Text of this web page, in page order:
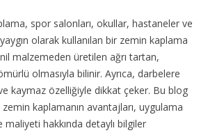
için
spor salonları, okullar, hastaneler ve
olarak kullanılan bir zemin kaplama
malzemeden üretilen ağrı tartan,
ömürlü olmasıyla bilinir. Ayrıca, darbelere
kaymaz özelliğiyle dikkat çeker. Bu blog
zemin kaplamanın avantajları, uygulama
maliyeti hakkında detaylı bilgiler